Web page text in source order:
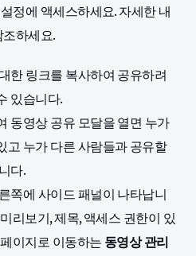
정에 액세스하세요. 자세한 내
하세요.
한 링크를 복사하여 공유하려
있습니다.
동영상 공유 모달을 열면 누가
고 누가 다른 사람들과 공유할
다.
쪽에 사이드 패널이 나타납니
리보기, 제목, 액세스 권한이 있
이지로 이동하는동영상 관리